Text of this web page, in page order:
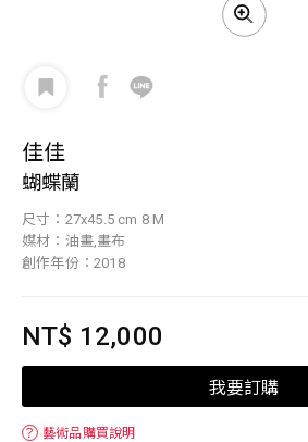
佳佳
蝴蝶蘭
尺寸：27x45.5 cm 8 M
媒材：油畫,畫布
創作年份：2018
NT$ 12,000
我要訂購
？ 藝術品購買說明